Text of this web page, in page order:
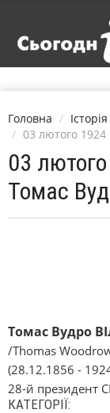
Головна
Історія
03 лютого
03
Томас
Томас Вудро
/Thomas
(28.12.1856 -
28-й президент
КАТЕГОРІЇ: